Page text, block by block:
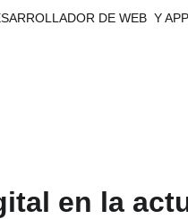
DE WEB  Y APP
en la